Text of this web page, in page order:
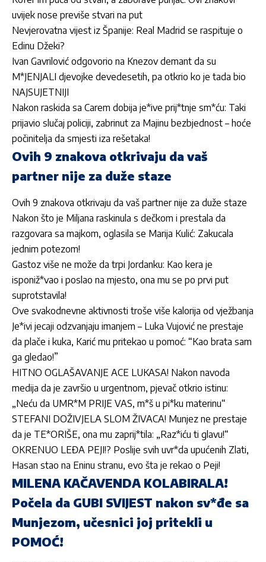
uvijek nose previše stvari na put
Nevjerovatna vijest iz Španije: Real Madrid se raspituje o
Edinu Džeki?
Ivan Gavrilović odgovorio na Knezov demant da su
M*JENJALI djevojke devedesetih, pa otkrio ko je tada bio
NAJSUJETNIJI
Nakon raskida sa Carem dobija je*ive prij*tnje sm*ću: Taki
prijavio slučaj policiji, zabrinut za Majinu bezbjednost – hoće
počinitelja da smjesti iza rešetaka!
Ovih 9 znakova otkrivaju da vaš
partner nije za duže staze
Ovih 9 znakova otkrivaju da vaš partner nije za duže staze
Nakon što je Miljana raskinula s dečkom i prestala da
razgovara sa majkom, oglasila se Marija Kulić: Zakucala
jednim potezom!
Gastoz više ne može da trpi Jordanku: Kao kera je
isponiž*vao i poslao na mjesto, ona mu se po prvi put
suprotstavila!
Ove svakodnevne aktivnosti troše više kalorija od vježbanja
Je*ivi jecaji odzvanjaju imanjem – Luka Vujović ne prestaje
da plače i kuka, Karić mu pritekao u pomoć: “Kao brata sam
ga gledao!”
HITNO OGLAŠAVANJE ACE LUKASA! Nakon navoda
medija da je završio u urgentnom, pjevač otkrio istinu:
„Neću da UMR*M PRIJE VAS, m*š u pi*ku materinu“
STEFANI DOŽIVJELA SLOM ŽIVACA! Munjez ne prestaje
da je TE*ORIŠE, ona mu zaprij*tila: „Raz*iću ti glavu!“
OKRENUO LEĐA PEJI!? Poslije svih uvr*da upućenih Zlati,
Hasan stao na Eninu stranu, evo šta je rekao o Peji!
MILENA KAČAVENDA KOLABIRALA!
Počela da GUBI SVIJEST nakon sv*đe sa
Munjezom, učesnici joj pritekli u
POMOĆ!